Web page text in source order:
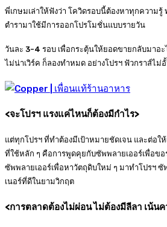
พี่เกษมเล่าให้ฟังว่า โควิดรอบนี้ต้องหาทุกความรู้
ตำรามาใช้มีการออกโปรโมชั่นแบบรายวัน
วันละ 3-4 รอบ เพื่อกระตุ้นให้ยอดขายกลับมาอ
ไม่น่าเวิร์ค ก็ลองทำหมด อย่างโปรฯ ฟัวกราส์ไม่
<จะโปรฯ แรงแค่ไหนก็ต้องมีกำไร>
แต่ทุกโปรฯ ที่ทำต้องมีเป้าหมายชัดเจน และต่อใ
ที่ใช้หลัก ๆ คือการพูดคุยกับซัพพลายเออร์เพื่อข
ซัพพลายเออร์เพื่อหาวัตถุดิบใหม่ ๆ มาทำโปรฯ
เนอร์ที่ดีในยามวิกฤต
<การตลาดต้องไม่ผ่อน ไม่ต้องมีลีลา เน้นค